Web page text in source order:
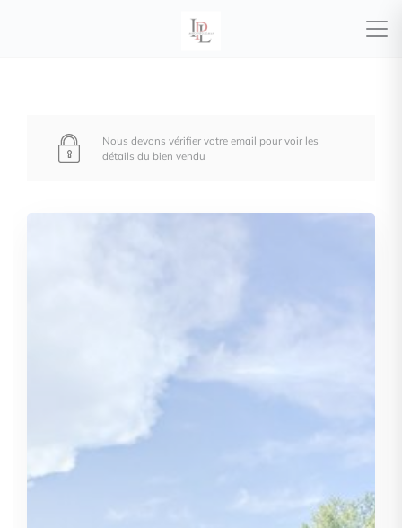
Nous devons vérifier votre email pour voir les
détails du bien vendu